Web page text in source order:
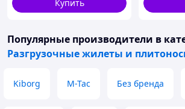
ВТ5407
Купить
Популярные производители в
Разгрузочные жилеты и
Kiborg M-Tac Без бренда